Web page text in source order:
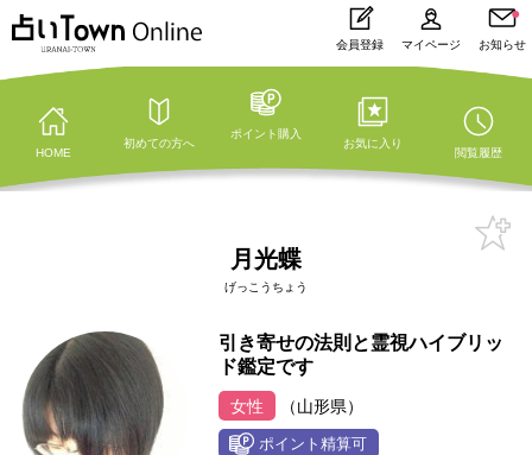
お知らせ
マイページ
会員登録
HOME
初めての方へ
ポイント購入
お気に入り
閲覧履歴
月光蝶
げっこうちょう
引き寄せの法則と霊視ハイブリッ
ド鑑定です
女性 （山形県）